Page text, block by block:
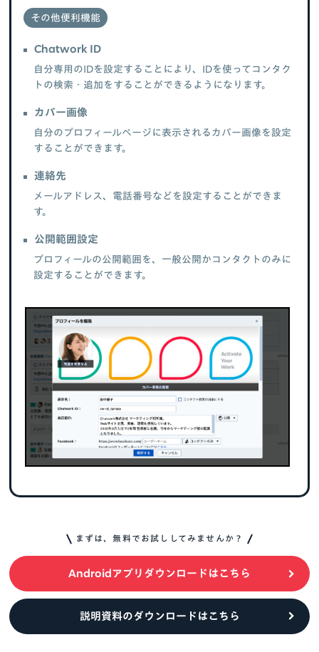
その他便利機能
Chatwork ID
自分専用のIDを設定することにより、IDを使ってコンタク
トの検索・追加をすることができるようになります。
カバー画像
自分のプロフィールページに表示されるカバー画像を設定
することができます。
連絡先
メールアドレス、電話番号などを設定することができま
す。
公開範囲設定
プロフィールの公開範囲を、一般公開かコンタクトのみに
設定することができます。
まずは、無料でお試ししてみませんか？
Androidアプリダウンロードはこちら
説明資料のダウンロードはこちら